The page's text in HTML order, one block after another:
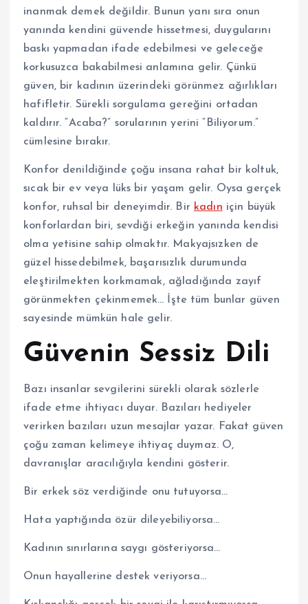
inanmak demek değildir. Bunun yanı sıra onun
yanında kendini güvende hissetmesi, duygularını
baskı yapmadan ifade edebilmesi ve geleceğe
korkusuzca bakabilmesi anlamına gelir. Çünkü
güven, bir kadının üzerindeki görünmez ağırlıkları
hafifletir. Sürekli sorgulama gereğini ortadan
kaldırır. “Acaba?” sorularının yerini “Biliyorum.”
cümlesine bırakır.
Konfor denildiğinde çoğu insana rahat bir koltuk,
sıcak bir ev veya lüks bir yaşam gelir. Oysa gerçek
konfor, ruhsal bir deneyimdir. Bir kadın için büyük
konforlardan biri, sevdiği erkeğin yanında kendisi
olma yetisine sahip olmaktır. Makyajsızken de
güzel hissedebilmek, başarısızlık durumunda
eleştirilmekten korkmamak, ağladığında zayıf
görünmekten çekinmemek… İşte tüm bunlar güven
sayesinde mümkün hale gelir.
Güvenin Sessiz Dili
Bazı insanlar sevgilerini sürekli olarak sözlerle
ifade etme ihtiyacı duyar. Bazıları hediyeler
verirken bazıları uzun mesajlar yazar. Fakat güven
çoğu zaman kelimeye ihtiyaç duymaz. O,
davranışlar aracılığıyla kendini gösterir.
Bir erkek söz verdiğinde onu tutuyorsa…
Hata yaptığında özür dileyebiliyorsa…
Kadının sınırlarına saygı gösteriyorsa…
Onun hayallerine destek veriyorsa…